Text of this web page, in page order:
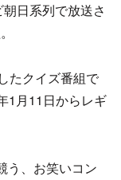
日系列で放送さ
たクイズ番組で
1月11日からレギ
う、お笑いコン